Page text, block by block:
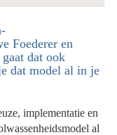
Foederer en
dat ook
dat model al in je
implementatie en
al